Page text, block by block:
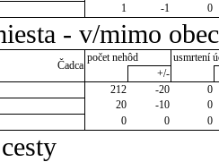
1 -1 0
- v/mimo obec
Čadca
počet nehôd
usmrtení
+/-
212 -20
0
20 -10
0
0 0 0